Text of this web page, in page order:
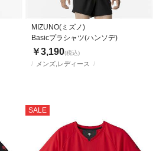
メンズ,レディース
MIZUNO(ミズノ)
Basicプラシャツ(ハンソデ)
￥3,190(税込)
SALE